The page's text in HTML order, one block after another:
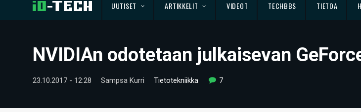
UUTISET ARTIKKELIT VIDEOT TECHBBS TIETOA
NVIDIAn odotetaan julkaisevan
23.10.2017 - 12:28 Sampsa Kurri Tietotekniikka 7